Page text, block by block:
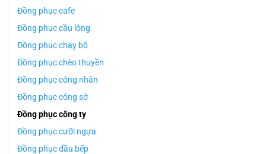
Đồng phục cafe
Đồng phục cầu lông
Đồng phục chạy bộ
Đồng phục chèo thuyền
Đồng phục công nhân
Đồng phục công sở
Đồng phục công ty
Đồng phục cưỡi ngựa
Đồng phục đầu bếp